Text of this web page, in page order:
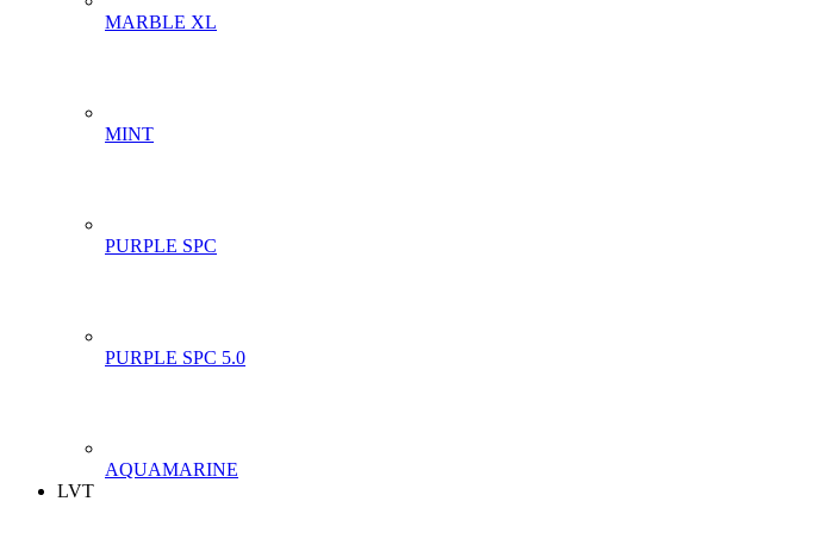
MARBLE XL
MINT
PURPLE SPC
PURPLE SPC 5.0
AQUAMARINE
LVT